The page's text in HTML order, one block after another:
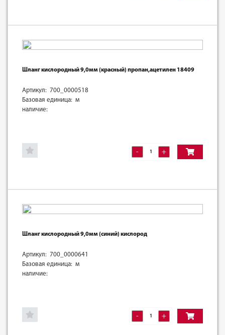
Шланг кислородный 9,0мм (красный) пропан,ацетилен 18409
Артикул: 700_0000518
Базовая единица: м
наличие:
- +
Шланг кислородный 9,0мм (синий) кислород
Артикул: 700_0000641
Базовая единица: м
наличие:
- +